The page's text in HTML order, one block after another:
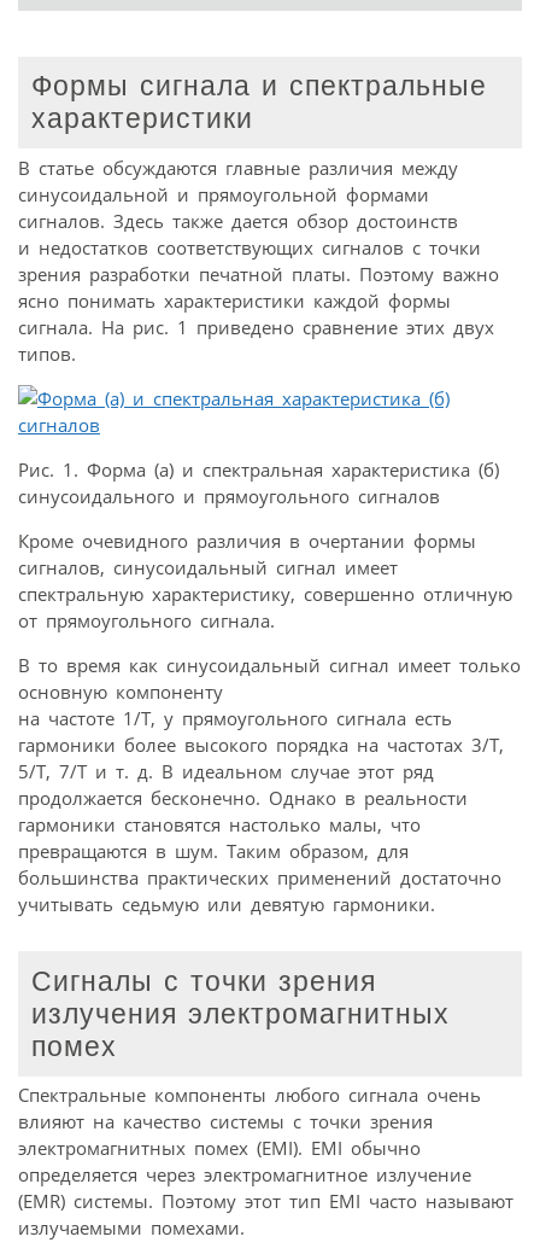
Формы сигнала и спектральные
характеристики
В статье обсуждаются главные различия между
синусоидальной и прямоугольной формами
сигналов. Здесь также дается обзор достоинств
и недостатков соответствующих сигналов с точки
зрения разработки печатной платы. Поэтому важно
ясно понимать характеристики каждой формы
сигнала. На рис. 1 приведено сравнение этих двух
типов.
Рис. 1. Форма (а) и спектральная характеристика (б)
синусоидального и прямоугольного сигналов
Кроме очевидного различия в очертании формы
сигналов, синусоидальный сигнал имеет
спектральную характеристику, совершенно отличную
от прямоугольного сигнала.
В то время как синусоидальный сигнал имеет только
основную компоненту
на частоте 1/T, у прямоугольного сигнала есть
гармоники более высокого порядка на частотах 3/T,
5/T, 7/T и т. д. В идеальном случае этот ряд
продолжается бесконечно. Однако в реальности
гармоники становятся настолько малы, что
превращаются в шум. Таким образом, для
большинства практических применений достаточно
учитывать седьмую или девятую гармоники.
Сигналы с точки зрения
излучения электромагнитных
помех
Спектральные компоненты любого сигнала очень
влияют на качество системы с точки зрения
электромагнитных помех (EMI). EMI обычно
определяется через электромагнитное излучение
(EMR) системы. Поэтому этот тип EMI часто называют
излучаемыми помехами.